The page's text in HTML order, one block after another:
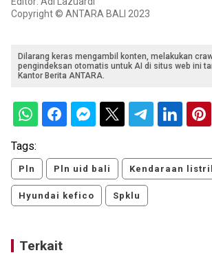
Copyright © ANTARA BALI 2023
Dilarang keras mengambil konten, melakukan
pengindeksan otomatis untuk AI di situs web ini
Kantor Berita ANTARA.
Tags:
Pln Pln uid bali Kendaraan
Hyundai kefico Spklu
Terkait